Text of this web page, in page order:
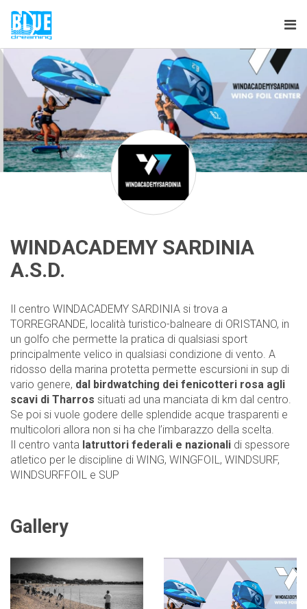
WINDACADEMY SARDINIA
A.S.D.
Il centro WINDACADEMY SARDINIA si trova a
TORREGRANDE, località turistico-balneare di ORISTANO, in
un golfo che permette la pratica di qualsiasi sport
principalmente velico in qualsiasi condizione di vento. A
ridosso della marina protetta permette escursioni in sup di
vario genere, dal birdwatching dei fenicotteri rosa agli
scavi di Tharros situati ad una manciata di km dal centro.
Se poi si vuole godere delle splendide acque trasparenti e
multicolori allora non si ha che l’imbarazzo della scelta.
Il centro vanta Iatruttori federali e nazionali di spessore
atletico per le discipline di WING, WINGFOIL, WINDSURF,
WINDSURFFOIL e SUP
Gallery